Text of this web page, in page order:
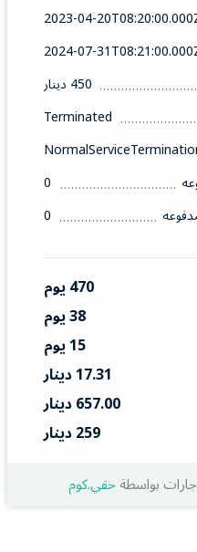
2023-04-
2024-07-
450 دينار
Terminated
0
0
470 يوم
38 يوم
15 يوم
17.31 دينار
657.00 دينار
259 دينار
بواسطةحقي.كوم